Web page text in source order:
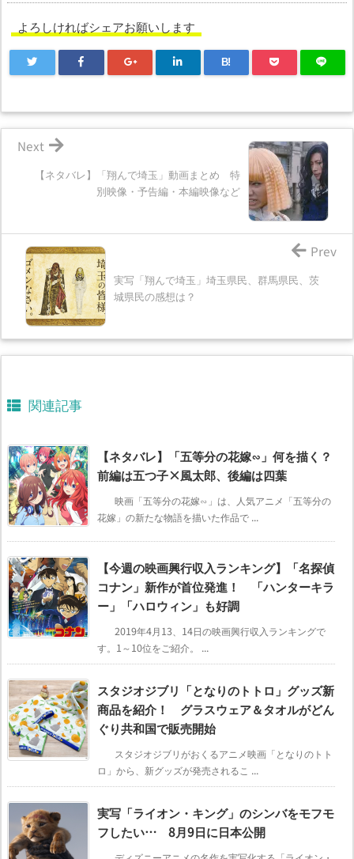
よろしければシェアお願いします
B!
【ネタバレ】「翔んで埼玉」動画まとめ 特
別映像・予告編・本編映像など
Next
実写「翔んで埼玉」埼玉県民、群馬県民、茨
城県民の感想は？
Prev
関連記事
【ネタバレ】「五等分の花嫁∽」何を描く？
前編は五つ子×風太郎、後編は四葉
映画「五等分の花嫁∽」は、人気アニメ「五等分の
花嫁」の新たな物語を描いた作品で ...
【今週の映画興行収入ランキング】「名探偵
コナン」新作が首位発進！ 「ハンターキラ
ー」「ハロウィン」も好調
2019年4月13、14日の映画興行収入ランキングで
す。1～10位をご紹介。 ...
スタジオジブリ「となりのトトロ」グッズ新
商品を紹介！ グラスウェア＆タオルがどん
ぐり共和国で販売開始
スタジオジブリがおくるアニメ映画「となりのトト
ロ」から、新グッズが発売されるこ ...
実写「ライオン・キング」のシンバをモフモ
フしたい… 8月9日に日本公開